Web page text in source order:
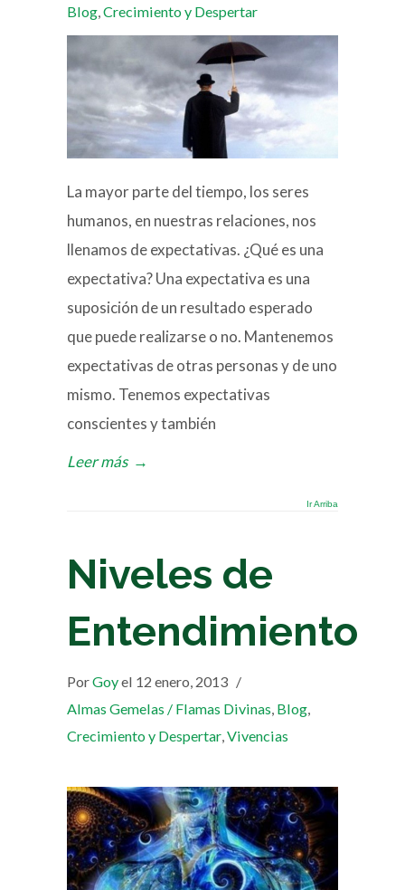
Blog,Crecimiento y Despertar
La mayor parte del tiempo, los seres
humanos, en nuestras relaciones, nos
llenamos de expectativas. ¿Qué es una
expectativa? Una expectativa es una
suposición de un resultado esperado
que puede realizarse o no. Mantenemos
expectativas de otras personas y de uno
mismo. Tenemos expectativas
conscientes y también
Leer más →
Ir Arriba
Niveles de
Entendimiento
PorGoyel 12 enero, 2013 /
Almas Gemelas / Flamas Divinas, Blog,
Crecimiento y Despertar,Vivencias